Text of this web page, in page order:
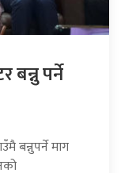
पर्ने
बन्नुपर्ने माग